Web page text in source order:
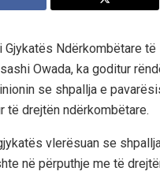
Gjykatës Ndërkombëtare
Owada, ka goditur
se shpallja e
të drejtën ndërkombëtare.
vlerësuan se
në përputhje me të